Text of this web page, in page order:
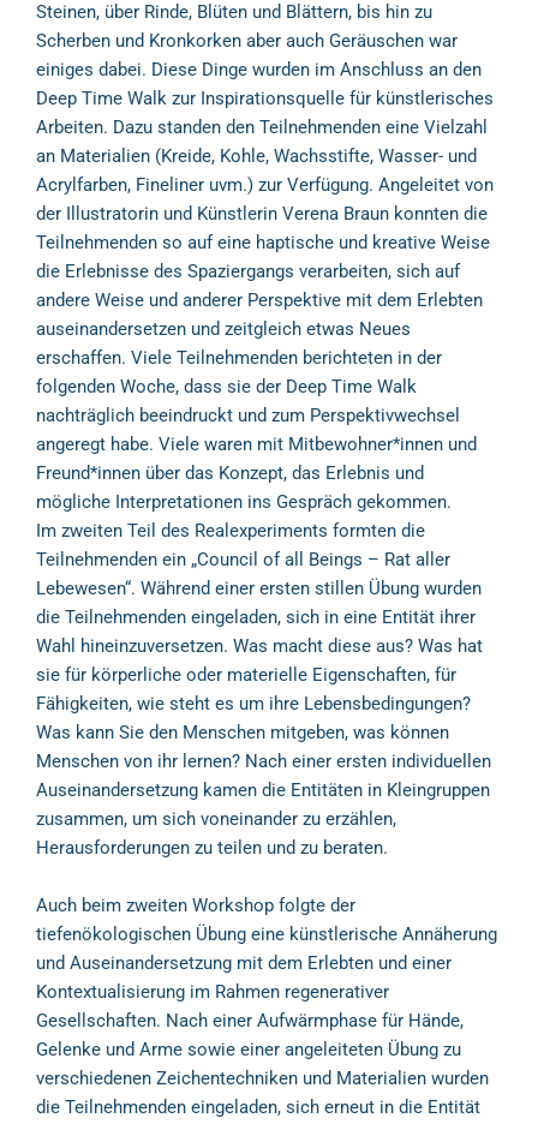
Steinen, über Rinde, Blüten und Blättern, bis hin zu
Scherben und Kronkorken aber auch Geräuschen war
einiges dabei. Diese Dinge wurden im Anschluss an den
Deep Time Walk zur Inspirationsquelle für künstlerisches
Arbeiten. Dazu standen den Teilnehmenden eine Vielzahl
an Materialien (Kreide, Kohle, Wachsstifte, Wasser- und
Acrylfarben, Fineliner uvm.) zur Verfügung. Angeleitet von
der Illustratorin und Künstlerin Verena Braun konnten die
Teilnehmenden so auf eine haptische und kreative Weise
die Erlebnisse des Spaziergangs verarbeiten, sich auf
andere Weise und anderer Perspektive mit dem Erlebten
auseinandersetzen und zeitgleich etwas Neues
erschaffen. Viele Teilnehmenden berichteten in der
folgenden Woche, dass sie der Deep Time Walk
nachträglich beeindruckt und zum Perspektivwechsel
angeregt habe. Viele waren mit Mitbewohner*innen und
Freund*innen über das Konzept, das Erlebnis und
mögliche Interpretationen ins Gespräch gekommen.
Im zweiten Teil des Realexperiments formten die
Teilnehmenden ein „Council of all Beings – Rat aller
Lebewesen“. Während einer ersten stillen Übung wurden
die Teilnehmenden eingeladen, sich in eine Entität ihrer
Wahl hineinzuversetzen. Was macht diese aus? Was hat
sie für körperliche oder materielle Eigenschaften, für
Fähigkeiten, wie steht es um ihre Lebensbedingungen?
Was kann Sie den Menschen mitgeben, was können
Menschen von ihr lernen? Nach einer ersten individuellen
Auseinandersetzung kamen die Entitäten in Kleingruppen
zusammen, um sich voneinander zu erzählen,
Herausforderungen zu teilen und zu beraten.
Auch beim zweiten Workshop folgte der
tiefenökologischen Übung eine künstlerische Annäherung
und Auseinandersetzung mit dem Erlebten und einer
Kontextualisierung im Rahmen regenerativer
Gesellschaften. Nach einer Aufwärmphase für Hände,
Gelenke und Arme sowie einer angeleiteten Übung zu
verschiedenen Zeichentechniken und Materialien wurden
die Teilnehmenden eingeladen, sich erneut in die Entität